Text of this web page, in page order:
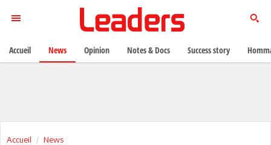
Accueil News
Accueil News Opinion Notes & Docs Success story